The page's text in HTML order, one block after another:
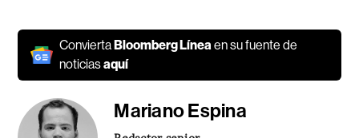
ConviertaBloomberg Líneaen su fuente de
noticiasaquí
Mariano Espina